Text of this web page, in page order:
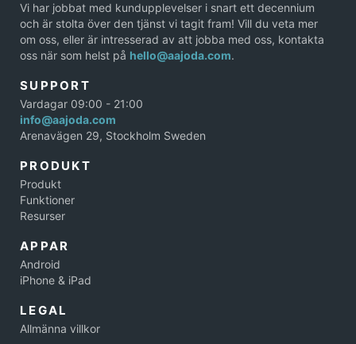
Vi har jobbat med kundupplevelser i snart ett decennium
och är stolta över den tjänst vi tagit fram! Vill du veta mer
om oss, eller är intresserad av att jobba med oss, kontakta
oss när som helst på hello@aajoda.com.
SUPPORT
Vardagar 09:00 - 21:00
info@aajoda.com
Arenavägen 29, Stockholm Sweden
PRODUKT
Produkt
Funktioner
Resurser
APPAR
Android
iPhone & iPad
LEGAL
Allmänna villkor